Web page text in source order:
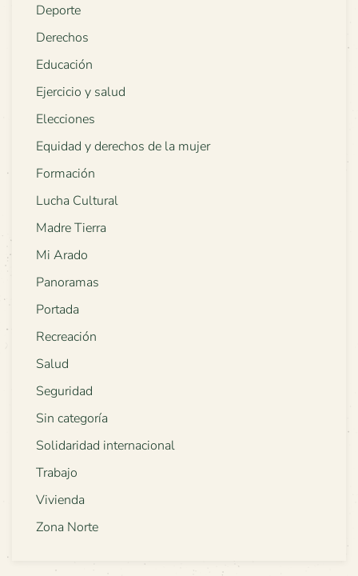
Deporte
Derechos
Educación
Ejercicio y salud
Elecciones
Equidad y derechos de la mujer
Formación
Lucha Cultural
Madre Tierra
Mi Arado
Panoramas
Portada
Recreación
Salud
Seguridad
Sin categoría
Solidaridad internacional
Trabajo
Vivienda
Zona Norte